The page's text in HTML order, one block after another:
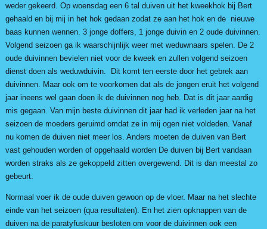
weder gekeerd. Op woensdag een 6 tal duiven uit het kweekhok bij Bert
gehaald en bij mij in het hok gedaan zodat ze aan het hok en de nieuwe
baas kunnen wennen. 3 jonge doffers, 1 jonge duivin en 2 oude duivinnen.
Volgend seizoen ga ik waarschijnlijk weer met weduwnaars spelen. De 2
oude duivinnen bevielen niet voor de kweek en zullen volgend seizoen
dienst doen als weduwduivin. Dit komt ten eerste door het gebrek aan
duivinnen. Maar ook om te voorkomen dat als de jongen eruit het volgend
jaar ineens wel gaan doen ik de duivinnen nog heb. Dat is dit jaar aardig
mis gegaan. Van mijn beste duivinnen dit jaar had ik verleden jaar na het
seizoen de moeders geruimd omdat ze in mij ogen niet voldeden. Vanaf
nu komen de duiven niet meer los. Anders moeten de duiven van Bert
vast gehouden worden of opgehaald worden De duiven bij Bert vandaan
worden straks als ze gekoppeld zitten overgewend. Dit is dan meestal zo
gebeurt.
Normaal voer ik de oude duiven gewoon op de vloer. Maar na het slechte
einde van het seizoen (qua resultaten). En het zien opknappen van de
duiven na de paratyfuskuur besloten om voor de duivinnen ook een